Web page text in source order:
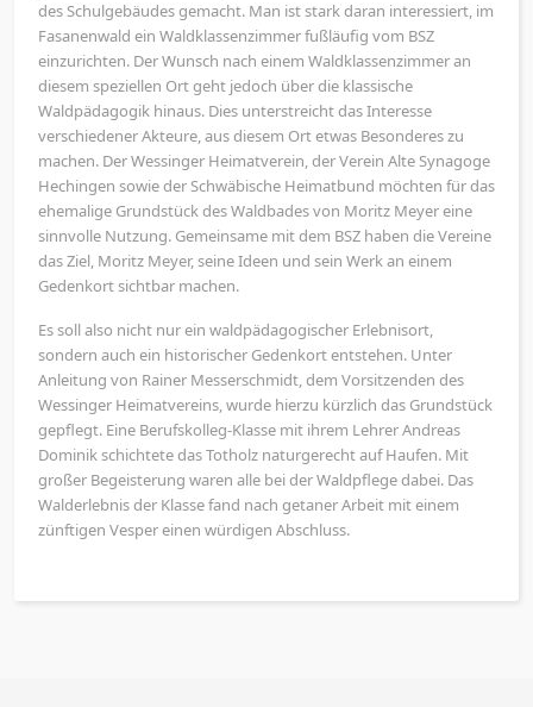
des Schulgebäudes gemacht. Man ist stark daran interessiert, im
Fasanenwald ein Waldklassenzimmer fußläufig vom BSZ
einzurichten. Der Wunsch nach einem Waldklassenzimmer an
diesem speziellen Ort geht jedoch über die klassische
Waldpädagogik hinaus. Dies unterstreicht das Interesse
verschiedener Akteure, aus diesem Ort etwas Besonderes zu
machen. Der Wessinger Heimatverein, der Verein Alte Synagoge
Hechingen sowie der Schwäbische Heimatbund möchten für das
ehemalige Grundstück des Waldbades von Moritz Meyer eine
sinnvolle Nutzung. Gemeinsame mit dem BSZ haben die Vereine
das Ziel, Moritz Meyer, seine Ideen und sein Werk an einem
Gedenkort sichtbar machen.
Es soll also nicht nur ein waldpädagogischer Erlebnisort,
sondern auch ein historischer Gedenkort entstehen. Unter
Anleitung von Rainer Messerschmidt, dem Vorsitzenden des
Wessinger Heimatvereins, wurde hierzu kürzlich das Grundstück
gepflegt. Eine Berufskolleg-Klasse mit ihrem Lehrer Andreas
Dominik schichtete das Totholz naturgerecht auf Haufen. Mit
großer Begeisterung waren alle bei der Waldpflege dabei. Das
Walderlebnis der Klasse fand nach getaner Arbeit mit einem
zünftigen Vesper einen würdigen Abschluss.